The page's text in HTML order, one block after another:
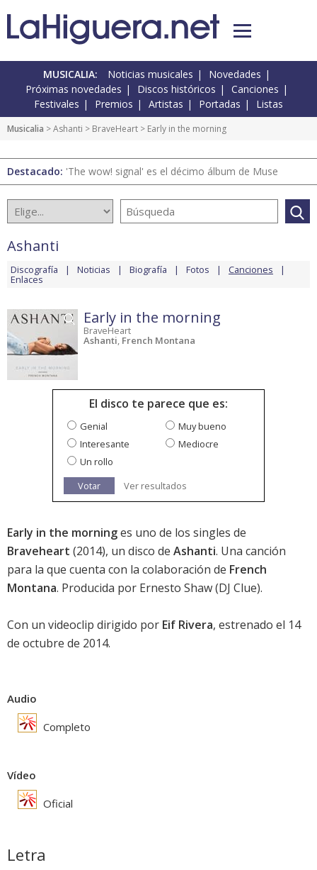
MUSICALIA: Noticias musicales
Novedades
Próximas novedades
Discos históricos
Canciones
Festivales
Premios Artistas Portadas Listas
Musicalia >Ashanti > BraveHeart > Early in the morning
Destacado: 'The wow! signal' es el décimo álbum de Muse
Ashanti
Discografía Noticias Biografía Fotos Canciones
Enlaces
Early in the morning
BraveHeart
Ashanti, French Montana
El disco te parece que es:
Genial
Muy bueno
Interesante
Mediocre
Un rollo
Votar
Ver resultados
Early in the morninges uno de los singles de
Braveheart (2014), un disco de Ashanti. Una canción
para la que cuenta con la colaboración de French
Montana. Producida por Ernesto Shaw (DJ Clue).
Con un videoclip dirigido por Eif Rivera, estrenado el 14
de octubre de 2014.
Audio
Completo
Vídeo
Oficial
Letra